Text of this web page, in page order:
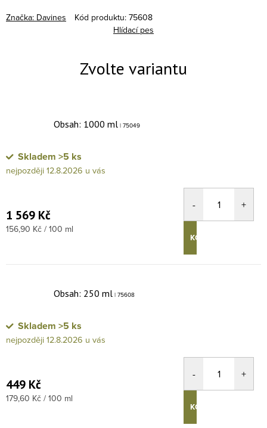
Značka: Davines Kód produktu: 75608
Hlídací pes
Obsah: 1000 ml | 75049
Skladem >5 ks
12.8.2026
1 569 Kč
Měrná cena:
156,90 Kč / 100 ml
KOUPIT
Obsah: 250 ml | 75608
Skladem >5 ks
12.8.2026
449 Kč
Měrná cena:
179,60 Kč / 100 ml
KOUPIT